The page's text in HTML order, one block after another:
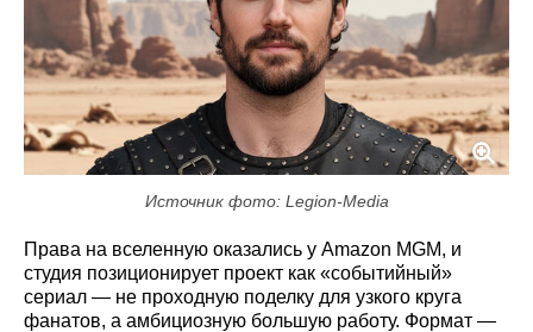
Источник фото: Legion-Media
Права на вселенную оказались у Amazon MGM, и
студия позиционирует проект как «событийный»
сериал — не проходную поделку для узкого круга
фанатов, а амбициозную большую работу. Формат —